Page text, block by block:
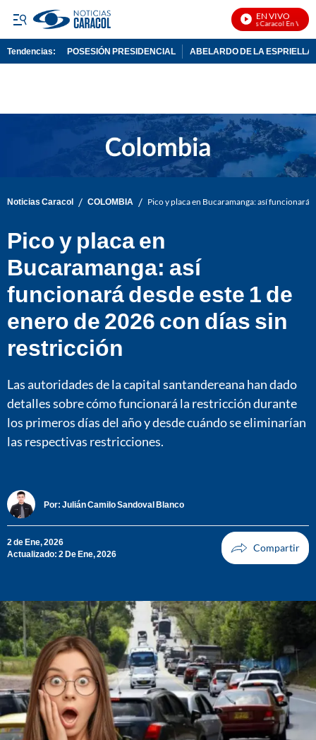
EN VIVO
Noticias Caracol En Vivo
Tendencias: POSESIÓN PRESIDENCIAL ABELARDO DE LA ESPRIELLA
Noticias Caracol / COLOMBIA / Pico y placa en Bucaramanga: así funcionará
Pico y placa en
Bucaramanga: así
funcionará desde este 1 de
enero de 2026 con días sin
restricción
Las autoridades de la capital santandereana han dado
detalles sobre cómo funcionará la restricción durante
los primeros días del año y desde cuándo se eliminarían
las respectivas restricciones.
Por: Julián Camilo Sandoval Blanco
2 de Ene, 2026
Actualizado: 2 De Ene, 2026